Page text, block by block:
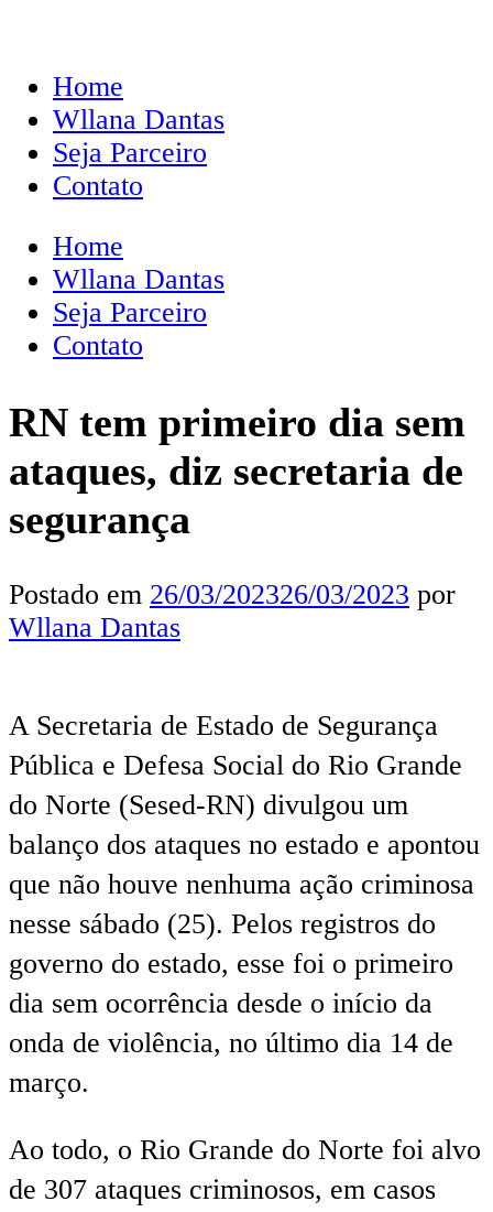
Home
Wllana Dantas
Seja Parceiro
Contato
Home
Wllana Dantas
Seja Parceiro
Contato
RN tem primeiro dia sem
ataques, diz secretaria de
segurança
Postado em 26/03/202326/03/2023 por
Wllana Dantas
A Secretaria de Estado de Segurança
Pública e Defesa Social do Rio Grande
do Norte (Sesed-RN) divulgou um
balanço dos ataques no estado e apontou
que não houve nenhuma ação criminosa
nesse sábado (25). Pelos registros do
governo do estado, esse foi o primeiro
dia sem ocorrência desde o início da
onda de violência, no último dia 14 de
março.
Ao todo, o Rio Grande do Norte foi alvo
de 307 ataques criminosos, em casos